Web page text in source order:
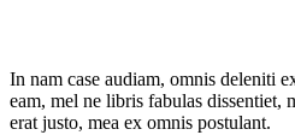
In nam case audiam, omnis deleniti
eam, mel ne libris fabulas dissentiet,
erat justo, mea ex omnis postulant.